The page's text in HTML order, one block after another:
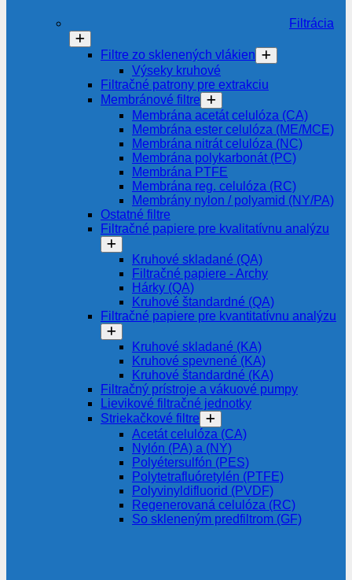
Filtrácia
Filtre zo sklenených vlákien
Výseky kruhové
Filtračné patrony pre extrakciu
Membránové filtre
Membrána acetát celulóza (CA)
Membrána ester celulóza (ME/MCE)
Membrána nitrát celulóza (NC)
Membrána polykarbonát (PC)
Membrána PTFE
Membrána reg. celulóza (RC)
Membrány nylon / polyamid (NY/PA)
Ostatné filtre
Filtračné papiere pre kvalitatívnu analýzu
Kruhové skladané (QA)
Filtračné papiere - Archy
Hárky (QA)
Kruhové štandardné (QA)
Filtračné papiere pre kvantitatívnu analýzu
Kruhové skladané (KA)
Kruhové spevnené (KA)
Kruhové štandardné (KA)
Filtračný prístroje a vákuové pumpy
Lievikové filtračné jednotky
Striekačkové filtre
Acetát celulóza (CA)
Nylón (PA) a (NY)
Polyétersulfón (PES)
Polytetrafluóretylén (PTFE)
Polyvinyldifluorid (PVDF)
Regenerovaná celulóza (RC)
So skleneným predfiltrom (GF)